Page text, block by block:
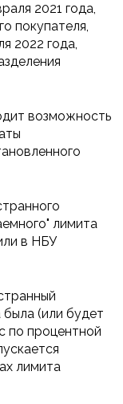
2021 года,
покупателя,
2022 года,
возможность
лимита
в НБУ
(или будет
по процентной
лимита